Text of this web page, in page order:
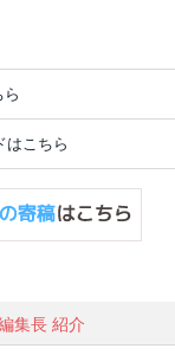
ら
はこちら
集長 紹介